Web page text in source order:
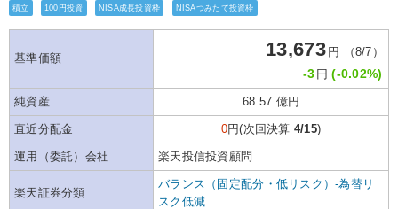
積立 100円投資 NISA成長投資枠 NISAつみたて投資枠
基準価額 13,673 円 （8/7）
-3 円(-0.02%)
純資産 68.57 億円
直近分配金 0円(次回決算 4/15)
運用（委託）会社 楽天投信投資顧問
楽天証券分類
バランス（固定配分・低リスク）-為替リ
スク低減